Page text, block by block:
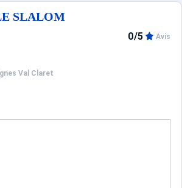
SLALOM
Val Claret
0/5 Avis